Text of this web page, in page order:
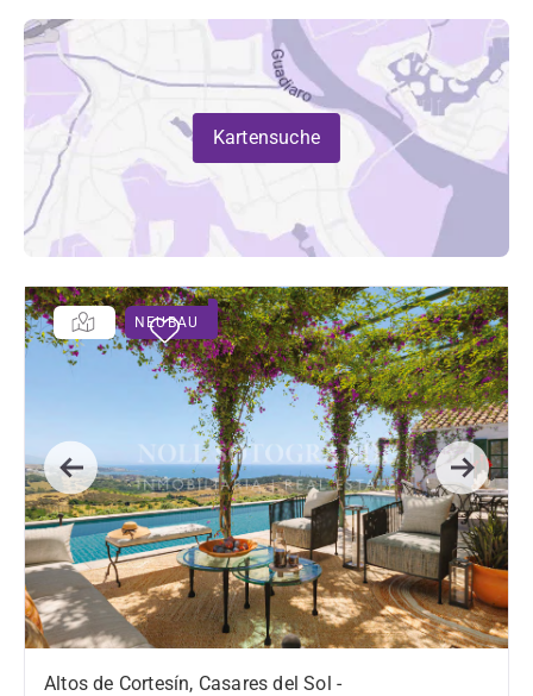
Kartensuche
NEUBAU
Previous Next
Altos de Cortesín, Casares del Sol -